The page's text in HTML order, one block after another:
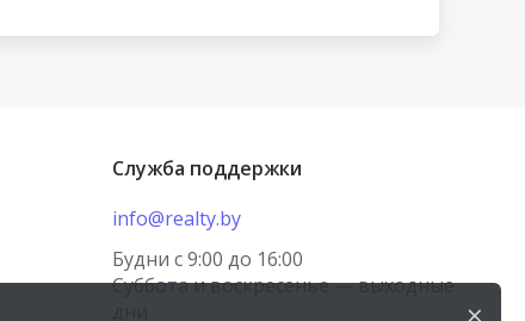
Служба поддержки
info@realty.by
Будни с 9:00 до 16:00
Суббота и воскресенье — выходные